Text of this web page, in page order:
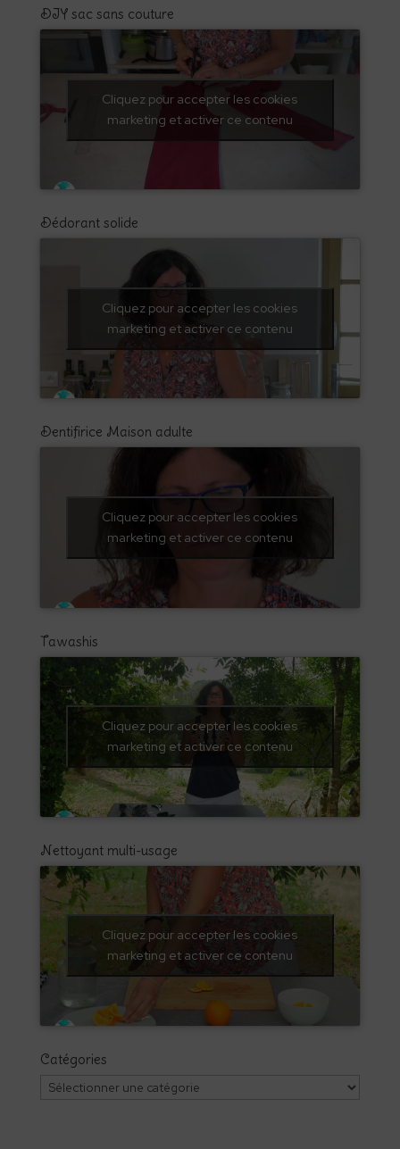
DIY sac sans couture
Cliquez pour accepter les cookies
marketing et activer ce contenu
Dédorant solide
Cliquez pour accepter les cookies
marketing et activer ce contenu
Dentifirice Maison adulte
Cliquez pour accepter les cookies
marketing et activer ce contenu
Tawashis
Cliquez pour accepter les cookies
marketing et activer ce contenu
Nettoyant multi-usage
Cliquez pour accepter les cookies
marketing et activer ce contenu
Catégories
Catégories